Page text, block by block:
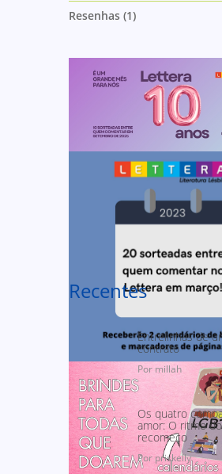
Resenhas (1)
Recentes
Entrelinhas de
contrato
Por millah
Os quatro
amor: O ritmo do
recomeço
Por priskelly